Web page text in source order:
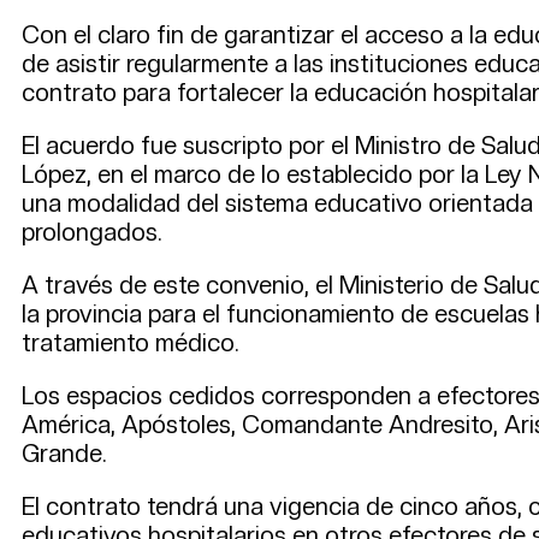
Con el claro fin de garantizar el acceso a la
de asistir regularmente a las instituciones
contrato para fortalecer la educación
El acuerdo fue suscripto por el Ministro de
López, en el marco de lo establecido por la
una modalidad del sistema educativo
prolongados.
A través de este convenio, el Ministerio de
la provincia para el funcionamiento de
tratamiento médico.
Los espacios cedidos corresponden a
América, Apóstoles, Comandante Andresito,
Grande.
El contrato tendrá una vigencia de cinco años,